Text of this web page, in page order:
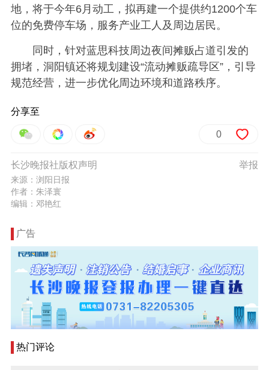
地，将于今年6月动工，拟再建一个提供约1200个车
位的免费停车场，服务产业工人及周边居民。
同时，针对蓝思科技周边夜间摊贩占道引发的
拥堵，洞阳镇还将规划建设“流动摊贩疏导区”，引导
规范经营，进一步优化周边环境和道路秩序。
分享至
0
举报
长沙晚报社版权声明
来源：浏阳日报
作者：朱泽寰
编辑：邓艳红
广告
热门评论